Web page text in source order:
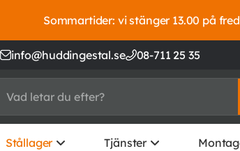
Sommartider: vi stänger 13.00 på
info@huddingestal.se 08-711 25 35
Stållager Tjänster